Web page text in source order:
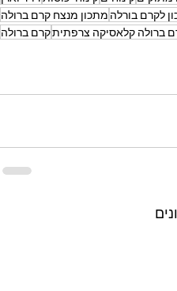
לקרם בורלה מתכון מנצח קרם ברולה
ברולה קלאסיקה צרפתיתקרם ברולה